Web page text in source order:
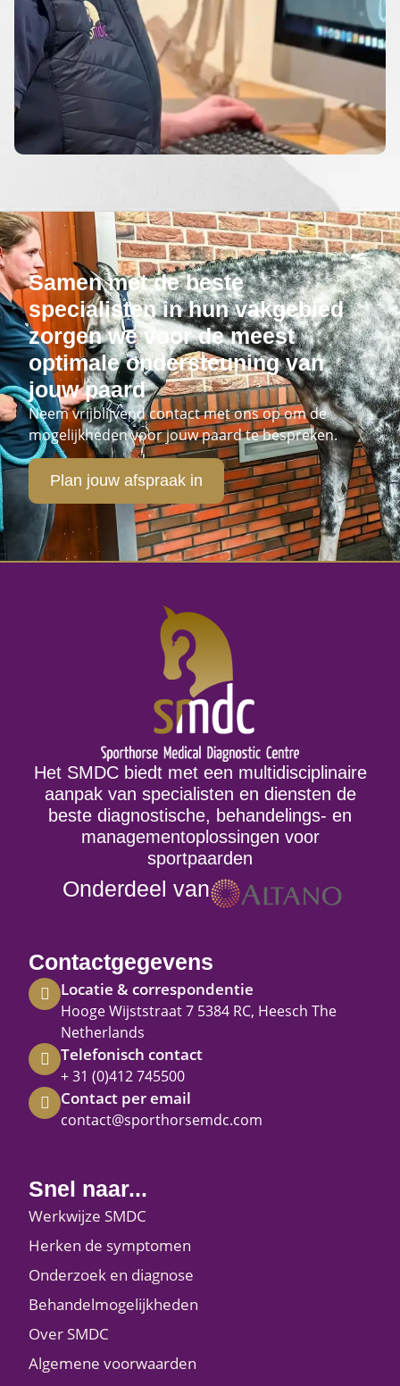
Samen met de beste
specialisten in hun vakgebied
zorgen we voor de meest
optimale ondersteuning van
jouw paard
Neem vrijblijvend contact met ons op om de
mogelijkheden voor jouw paard te bespreken.
Plan jouw afspraak in
Het SMDC biedt met een multidisciplinaire
aanpak van specialisten en diensten de
beste diagnostische, behandelings- en
managementoplossingen voor
sportpaarden
Onderdeel van
Contactgegevens
Locatie & correspondentie
Hooge Wijststraat 7 5384 RC, Heesch The
Netherlands
Telefonisch contact
+ 31 (0)412 745500
Contact per email
contact@sporthorsemdc.com
Snel naar...
Werkwijze SMDC
Herken de symptomen
Onderzoek en diagnose
Behandelmogelijkheden
Over SMDC
Algemene voorwaarden